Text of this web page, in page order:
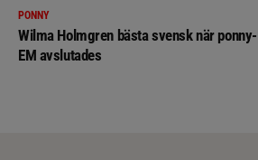
PONNY
Wilma Holmgren bästa svensk när ponny-
EM avslutades